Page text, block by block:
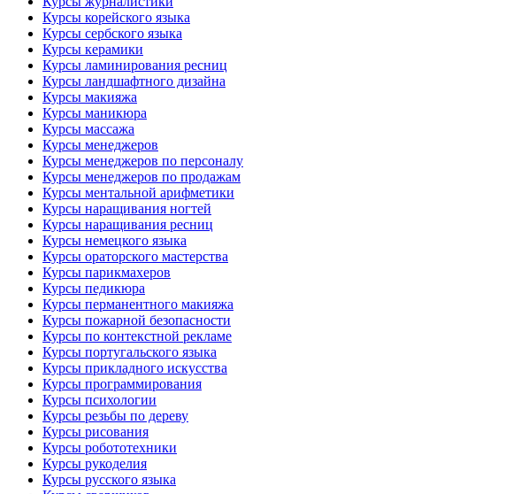
Курсы корейского языка
Курсы сербского языка
Курсы керамики
Курсы ламинирования ресниц
Курсы ландшафтного дизайна
Курсы макияжа
Курсы маникюра
Курсы массажа
Курсы менеджеров
Курсы менеджеров по персоналу
Курсы менеджеров по продажам
Курсы ментальной арифметики
Курсы наращивания ногтей
Курсы наращивания ресниц
Курсы немецкого языка
Курсы ораторского мастерства
Курсы парикмахеров
Курсы педикюра
Курсы перманентного макияжа
Курсы пожарной безопасности
Курсы по контекстной рекламе
Курсы португальского языка
Курсы прикладного искусства
Курсы программирования
Курсы психологии
Курсы резьбы по дереву
Курсы рисования
Курсы робототехники
Курсы рукоделия
Курсы русского языка